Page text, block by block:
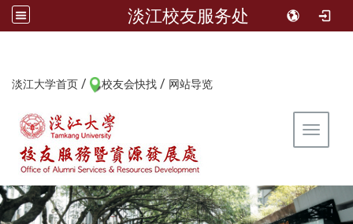
淡江校友服务处
淡江大学首页 / 校友会快找 / 网站导览
Toggle